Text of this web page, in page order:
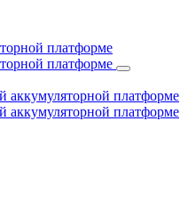
платформе
платформе
аккумуляторной платформе
аккумуляторной платформе